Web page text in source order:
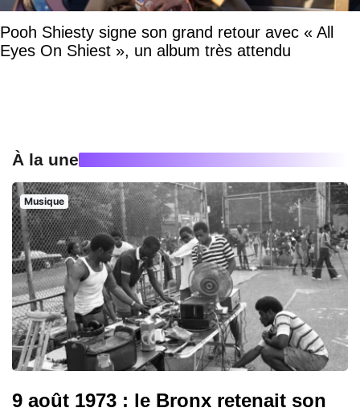
Pooh Shiesty signe son grand retour avec « All
Eyes On Shiest », un album très attendu
À la une
Musique
9 août 1973 : le Bronx retenait son